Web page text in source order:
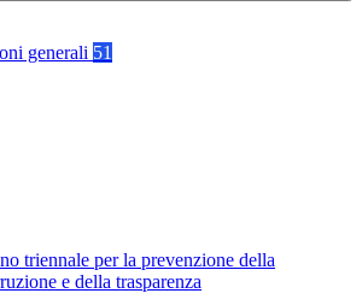
generali 51
triennale per la prevenzione della
e della trasparenza